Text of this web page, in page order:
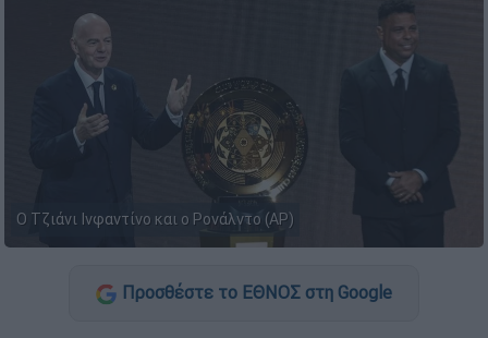
Ο Τζιάνι Ινφαντίνο και ο Ρονάλντο (AP)
Προσθέστε το ΕΘΝΟΣ στη Google